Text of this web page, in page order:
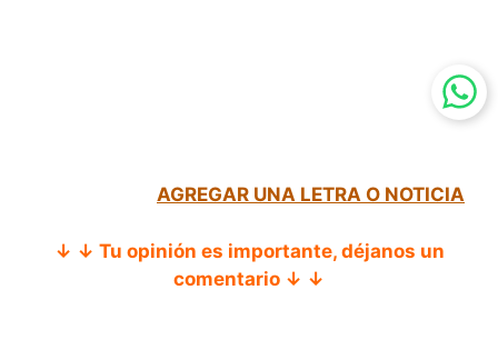
AGREGAR UNA LETRA O NOTICIA
↓ ↓ Tu opinión es importante, déjanos un
comentario ↓ ↓